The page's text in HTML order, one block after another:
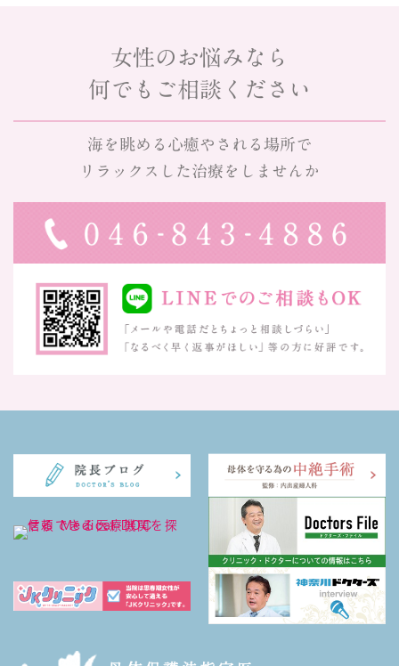
女性のお悩みなら
何でもご相談ください
海を眺める心癒やされる場所で
リラックスした治療をしませんか